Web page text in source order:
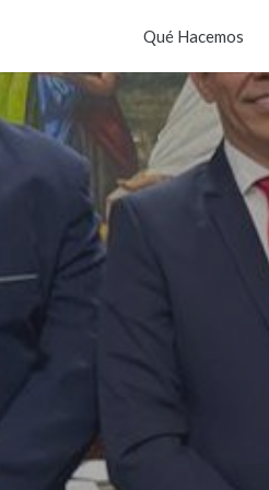
Qué Hacemos